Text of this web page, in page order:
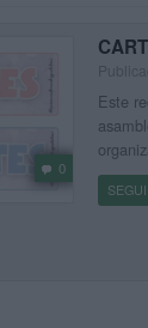
0
Este